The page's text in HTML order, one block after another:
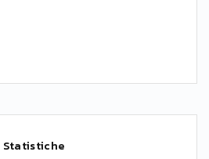
Statistiche